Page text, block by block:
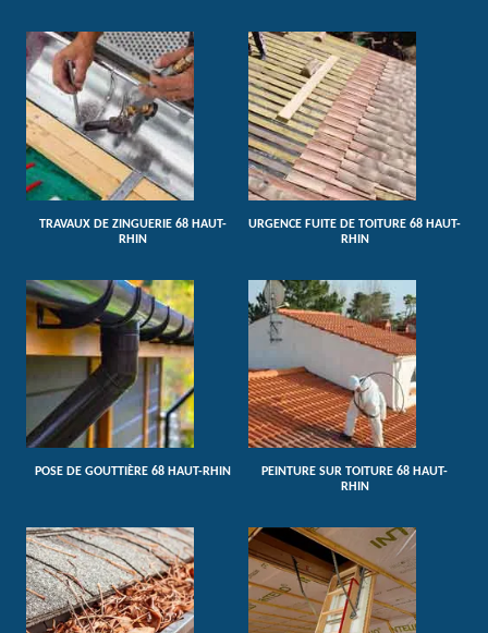
TRAVAUX DE ZINGUERIE 68 HAUT-
RHIN
URGENCE FUITE DE TOITURE 68 HAUT-
RHIN
POSE DE GOUTTIÈRE 68 HAUT-RHIN
PEINTURE SUR TOITURE 68 HAUT-
RHIN